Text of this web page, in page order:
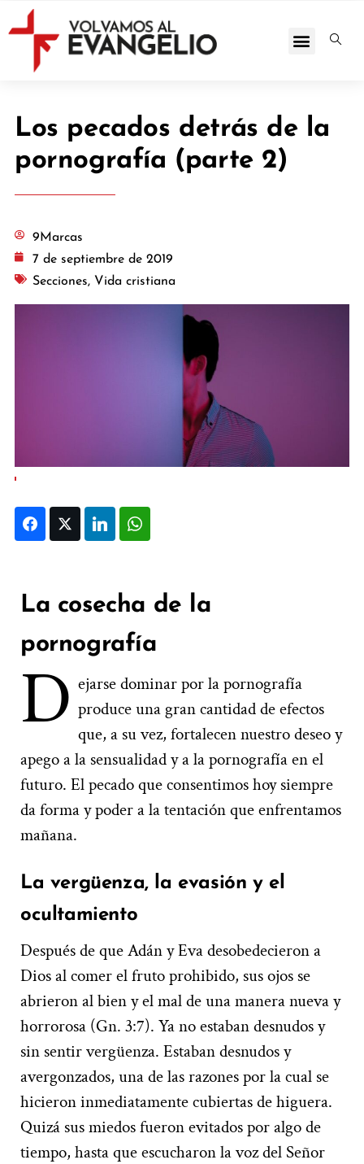
Los pecados detrás de la
pornografía (parte 2)
9Marcas
7 de septiembre de 2019
Secciones, Vida cristiana
FacebookTwitter LinkedIn
La cosecha de la
pornografía
D ejarse dominar por la pornografía
produce una gran cantidad de efectos
que, a su vez, fortalecen nuestro deseo y
apego a la sensualidad y a la pornografía en el
futuro. El pecado que consentimos hoy siempre
da forma y poder a la tentación que enfrentamos
mañana.
La vergüenza, la evasión y el
ocultamiento
Después de que Adán y Eva desobedecieron a
Dios al comer el fruto prohibido, sus ojos se
abrieron al bien y el mal de una manera nueva y
horrorosa (Gn. 3:7). Ya no estaban desnudos y
sin sentir vergüenza. Estaban desnudos y
avergonzados, una de las razones por la cual se
hicieron inmediatamente cubiertas de higuera.
Quizá sus miedos fueron evitados por algo de
tiempo, hasta que escucharon la voz del Señor